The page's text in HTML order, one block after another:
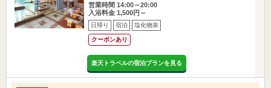
営業時間 14:00～20:00
入浴料金 1,500円～
日帰り 宿泊 塩化物泉
クーポンあり
楽天トラベルの宿泊プランを見る